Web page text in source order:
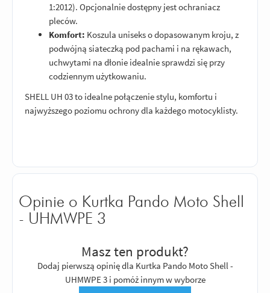
1:2012). Opcjonalnie dostępny jest ochraniacz
pleców.
Komfort: Koszula uniseks o dopasowanym kroju, z
podwójną siateczką pod pachami i na rękawach,
uchwytami na dłonie idealnie sprawdzi się przy
codziennym użytkowaniu.
SHELL UH 03 to idealne połączenie stylu, komfortu i
najwyższego poziomu ochrony dla każdego motocyklisty.
Opinie o Kurtka Pando Moto Shell
- UHMWPE 3
Masz ten produkt?
Dodaj pierwszą opinię dla Kurtka Pando Moto Shell -
UHMWPE 3 i pomóż innym w wyborze